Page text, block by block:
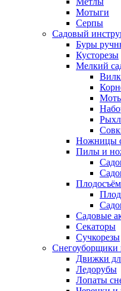
Мотыги
Серпы
Садовый
Буры
Кусторезы
Мелкий
Ножницы
Пилы и
Садовые
Секаторы
Сучкорезы
Снегоуборщики
Движки
Ледорубы
Лопаты